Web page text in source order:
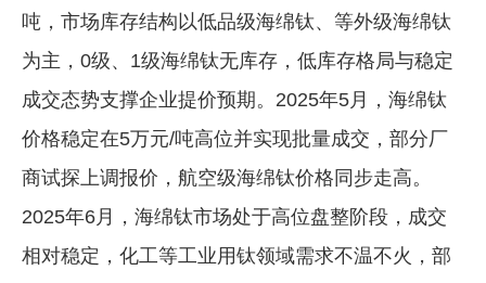
吨，市场库存结构以低品级海绵钛、等外级海绵钛
为主，0级、1级海绵钛无库存，低库存格局与稳定
成交态势支撑企业提价预期。2025年5月，海绵钛
价格稳定在5万元/吨高位并实现批量成交，部分厂
商试探上调报价，航空级海绵钛价格同步走高。
2025年6月，海绵钛市场处于高位盘整阶段，成交
相对稳定，化工等工业用钛领域需求不温不火，部